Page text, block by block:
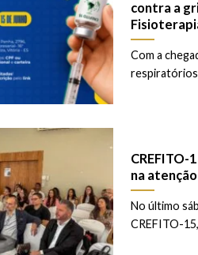
contra a
Com a
na
No último
CREFITO-